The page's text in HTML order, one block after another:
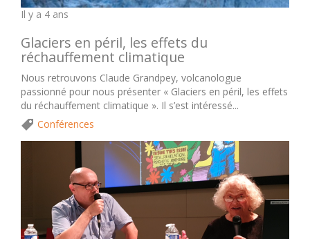
Il y a 4 ans
Glaciers en péril, les effets du
réchauffement climatique
Nous retrouvons Claude Grandpey, volcanologue
passionné pour nous présenter « Glaciers en péril, les effets
du réchauffement climatique ». Il s’est intéressé...
Conférences